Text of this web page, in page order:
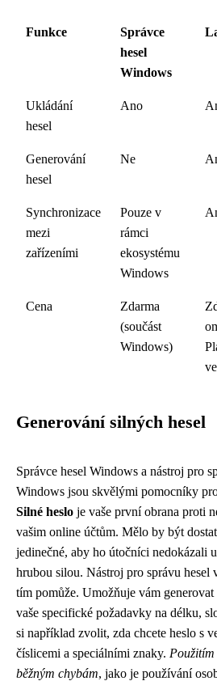
Funkce
Správce
hesel
Windows
Ukládání
hesel
Ano
Generování
hesel
Ne
Synchronizace
mezi
zařízeními
Pouze v
rámci
ekosystému
Windows
Cena
Zdarma
(součást
Windows)
Generování silných hesel
Správce hesel Windows a nástroj pro
Windows jsou skvělými pomocníky
Silné heslo je vaše první obrana proti
vašim online účtům. Mělo by být
jedinečné, aby ho útočníci nedokázali
hrubou silou. Nástroj pro správu hesel
tím pomůže. Umožňuje vám
vaše specifické požadavky na délku,
si například zvolit, zda chcete heslo s
číslicemi a speciálními znaky. Použitím
běžným chybám, jako je používání